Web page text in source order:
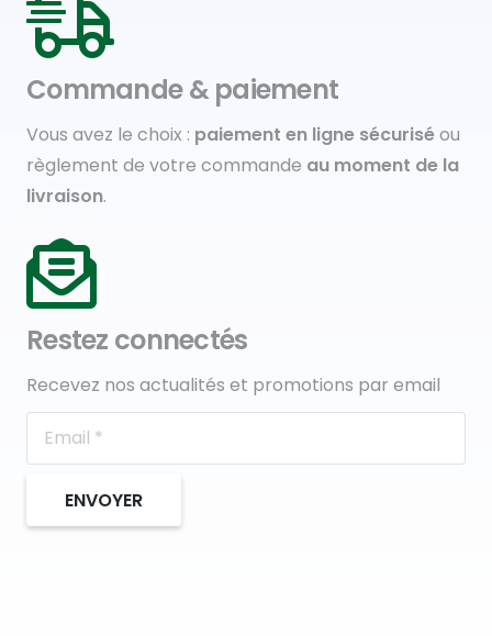
Commande & paiement
Vous avez le choix : paiement en ligne sécuriséou
règlement de votre commande au moment de la
livraison.
Restez connectés
Recevez nos actualités et promotions par email
ENVOYER